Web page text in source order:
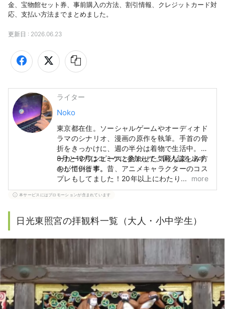
金、宝物館セット券、事前購入の方法、割引情報、クレジットカード対
更新日 : 2026.06.23
ライター
Noko
東京都在住。ソーシャルゲームやオーディオド
ラマのシナリオ、漫画の原作を執筆。手首の骨
折をきっかけに、週の半分は着物で生活中。パ
ーカーやワンピースと合わせた気軽な楽しみ方
をしています。
8月と12月はコミケに参加して、同人誌を出す
のが恒例行事。昔、アニメキャラクターのコス
プレもしてました！20年以上にわたり、創作
や表現の活動をしています。
more
本サービスにはプロモーションが含まれています
日光東照宮の拝観料一覧（大人・小中学生）